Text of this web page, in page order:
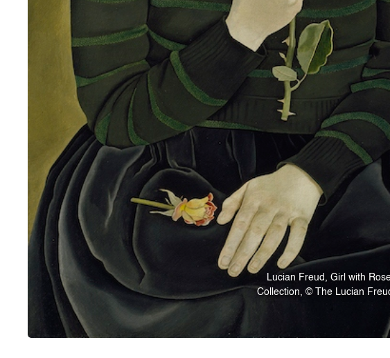
Lucian Freud, Girl with
Collection, © The Lucian